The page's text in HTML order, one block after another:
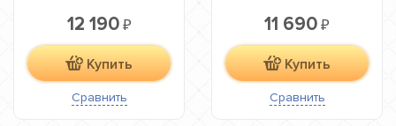
12 190₽
Купить
Сравнить
11 690 ₽
Купить
Сравнить